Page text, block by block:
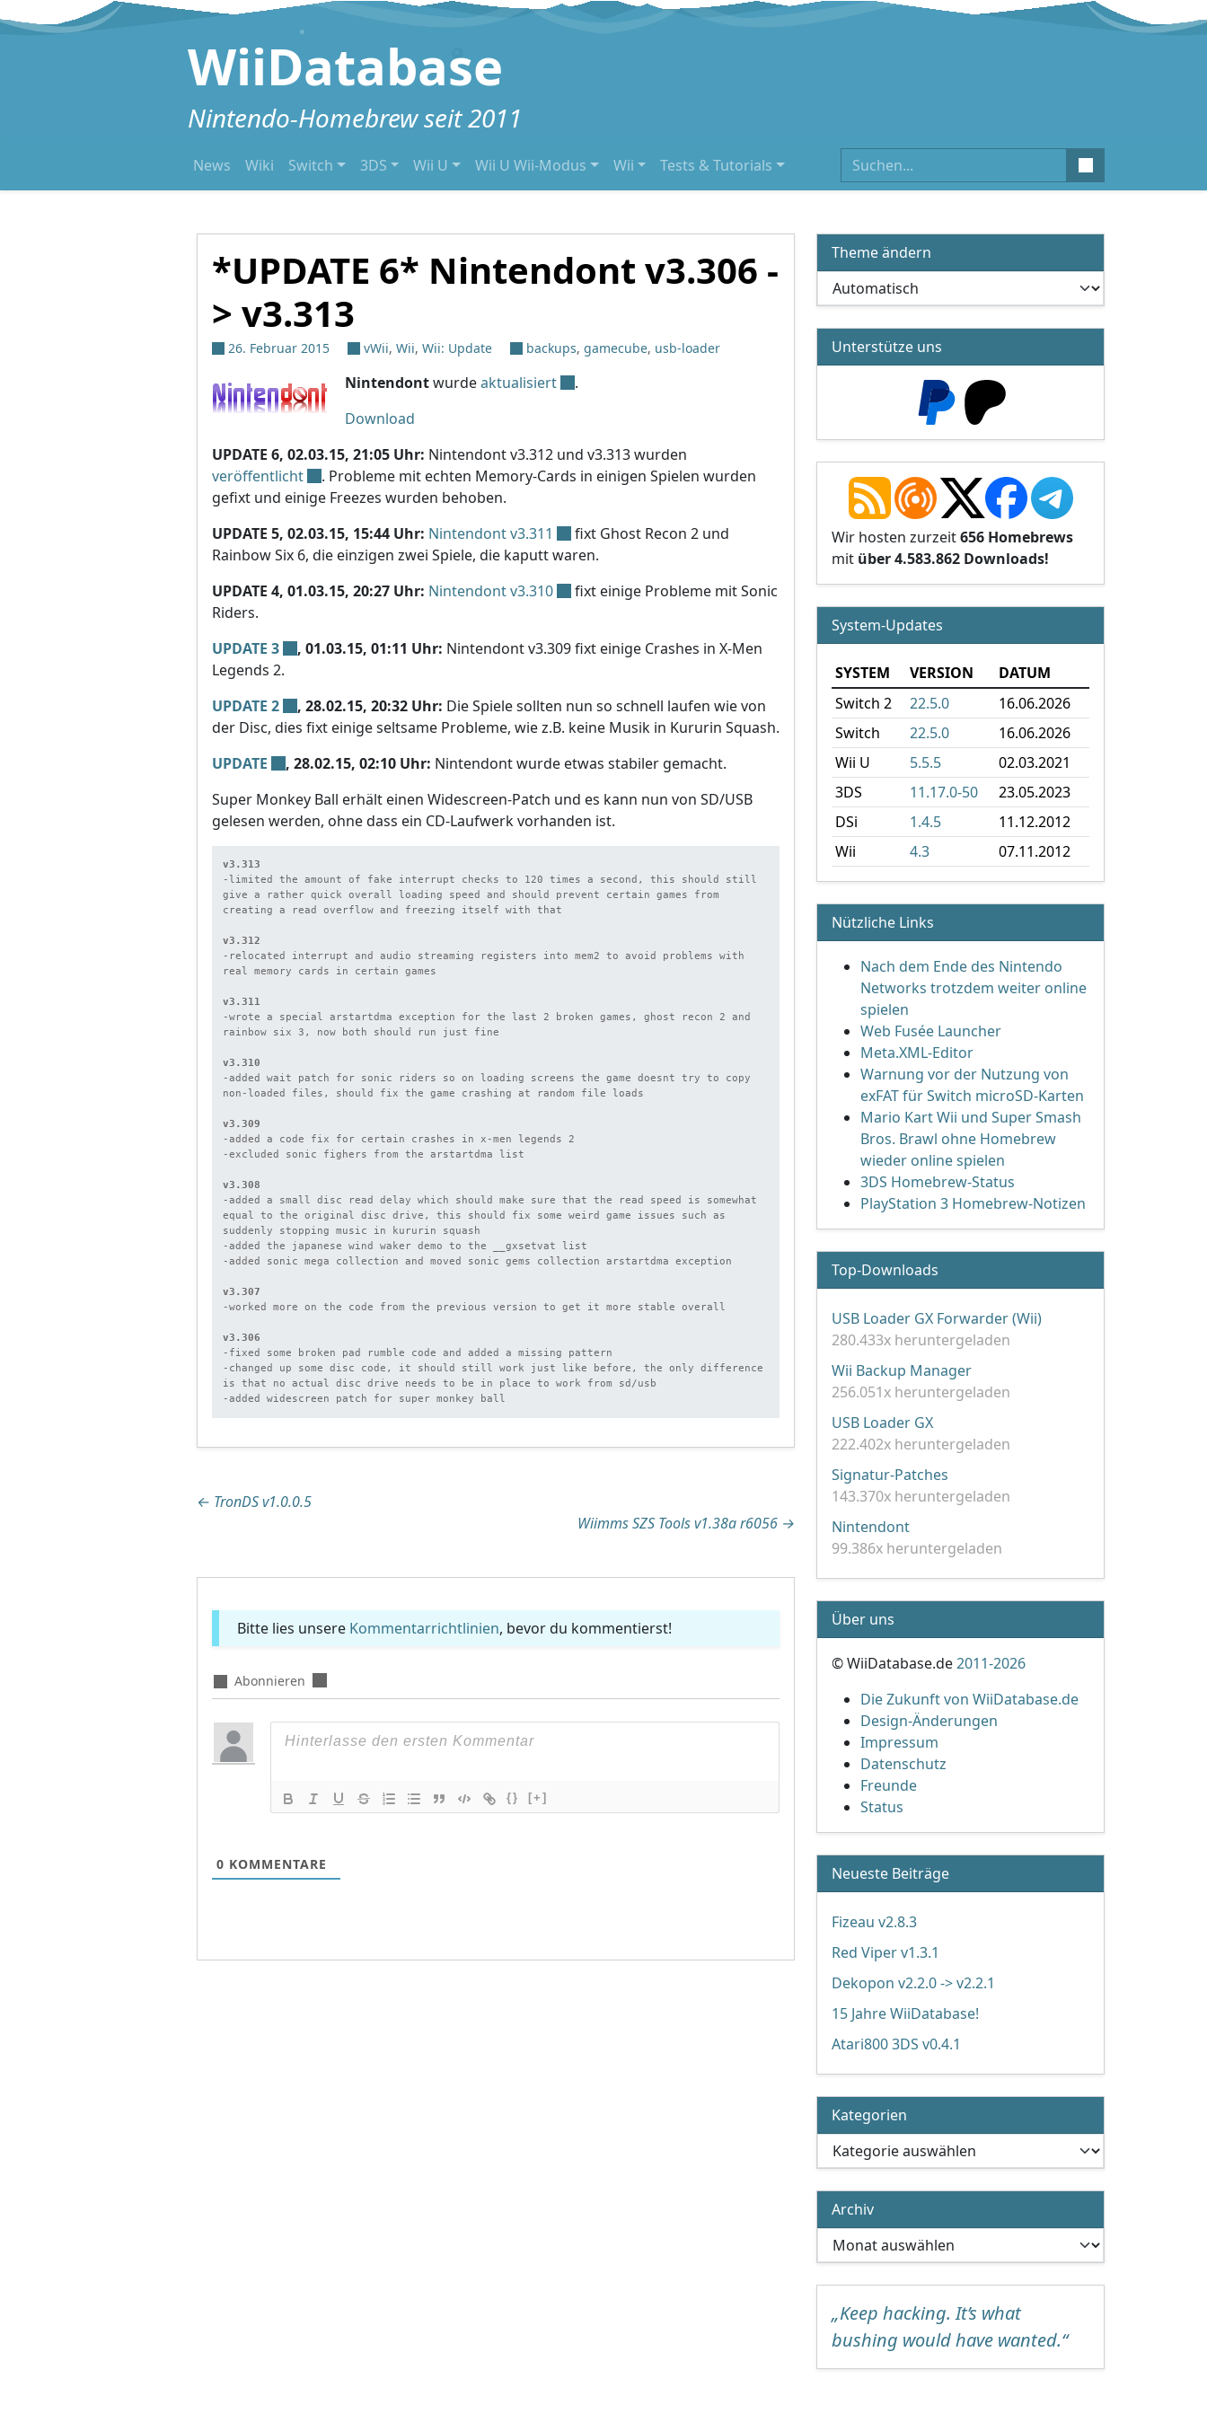
Zum Inhalt springen
WiiDatabase
Nintendo-Homebrew seit 2011
News Wiki Switch 3DS Wii U Wii U Wii-Modus Wii Tests & Tutorials Suchen
*UPDATE 6* Nintendont v3.306 -
> v3.313
26. Februar 2015 vWii, Wii, Wii: Update backups, gamecube, usb-loader
Nintendontwurdeaktualisiert
.
Download
UPDATE 6, 02.03.15, 21:05 Uhr: Nintendont v3.312 und v3.313 wurden
veröffentlicht
. Probleme mit echten Memory-Cards in einigen Spielen wurden
gefixt und einige Freezes wurden behoben.
UPDATE 5, 02.03.15, 15:44 Uhr: Nintendont v3.311
fixt Ghost Recon 2 und
Rainbow Six 6, die einzigen zwei Spiele, die kaputt waren.
UPDATE 4, 01.03.15, 20:27 Uhr: Nintendont v3.310
fixt einige Probleme mit Sonic
Riders.
UPDATE 3
, 01.03.15, 01:11 Uhr: Nintendont v3.309 fixt einige Crashes in X-Men
Legends 2.
UPDATE 2
, 28.02.15, 20:32 Uhr: Die Spiele sollten nun so schnell laufen wie von
der Disc, dies fixt einige seltsame Probleme, wie z.B. keine Musik in Kururin Squash.
UPDATE
, 28.02.15, 02:10 Uhr: Nintendont wurde etwas stabiler gemacht.
Super Monkey Ball erhält einen Widescreen-Patch und es kann nun von SD/USB
gelesen werden, ohne dass ein CD-Laufwerk vorhanden ist.
v3.313
-limited the amount of fake interrupt checks to 120 times a second, this should still
give a rather quick overall loading speed and should prevent certain games from
creating a read overflow and freezing itself with that
v3.312
-relocated interrupt and audio streaming registers into mem2 to avoid problems with
real memory cards in certain games
v3.311
-wrote a special arstartdma exception for the last 2 broken games, ghost recon 2 and
rainbow six 3, now both should run just fine
v3.310
-added wait patch for sonic riders so on loading screens the game doesnt try to copy
non-loaded files, should fix the game crashing at random file loads
v3.309
-added a code fix for certain crashes in x-men legends 2
-excluded sonic fighers from the arstartdma list
v3.308
-added a small disc read delay which should make sure that the read speed is somewhat
equal to the original disc drive, this should fix some weird game issues such as
suddenly stopping music in kururin squash
-added the japanese wind waker demo to the __gxsetvat list
-added sonic mega collection and moved sonic gems collection arstartdma exception
v3.307
-worked more on the code from the previous version to get it more stable overall
v3.306
-fixed some broken pad rumble code and added a missing pattern
-changed up some disc code, it should still work just like before, the only difference
is that no actual disc drive needs to be in place to work from sd/usb
-added widescreen patch for super monkey ball
Beitragsnavigation
← TronDS v1.0.0.5
Wiimms SZS Tools v1.38a r6056 →
Bitte lies unsere Kommentarrichtlinien, bevor du kommentierst!
Abonnieren
{} [+]
0 KOMMENTARE
Theme ändern
Unterstütze uns
Wir hosten zurzeit656 Homebrews
mit über 4.583.862 Downloads!
System-Updates
SYSTEM VERSION
DATUM
Switch 2
22.5.0
16.06.2026
Switch
22.5.0
16.06.2026
Wii U
5.5.5
02.03.2021
3DS
11.17.0-50
23.05.2023
DSi
1.4.5
11.12.2012
Wii
4.3 07.11.2012
Nützliche Links
Nach dem Ende des Nintendo
Networks trotzdem weiter online
spielen
Web Fusée Launcher
Meta.XML-Editor
Warnung vor der Nutzung von
exFAT für Switch microSD-Karten
Mario Kart Wii und Super Smash
Bros. Brawl ohne Homebrew
wieder online spielen
3DS Homebrew-Status
PlayStation 3 Homebrew-Notizen
Top-Downloads
USB Loader GX Forwarder (Wii)
280.433x heruntergeladen
Wii Backup Manager
256.051x heruntergeladen
USB Loader GX
222.402x heruntergeladen
Signatur-Patches
143.370x heruntergeladen
Nintendont
99.386x heruntergeladen
Über uns
© WiiDatabase.de2011-2026
Die Zukunft von WiiDatabase.de
Design-Änderungen
Impressum
Datenschutz
Freunde
Status
Neueste Beiträge
Fizeau v2.8.3
Red Viper v1.3.1
Dekopon v2.2.0 -> v2.2.1
15 Jahre WiiDatabase!
Atari800 3DS v0.4.1
Kategorien
Kategorien
Archiv
Archiv
„Keep hacking. It’s what
bushing would have wanted.“